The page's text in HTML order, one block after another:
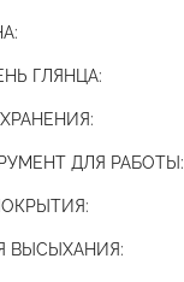
ГЛЯНЦА:
ДЛЯ РАБОТЫ:
ВЫСЫХАНИЯ: